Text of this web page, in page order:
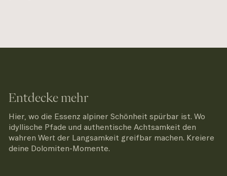
Entdecke mehr
Hier, wo die Essenz alpiner Schönheit spürbar ist. Wo
idyllische Pfade und authentische Achtsamkeit den
wahren Wert der Langsamkeit greifbar machen. Kreiere
deine Dolomiten-Momente.